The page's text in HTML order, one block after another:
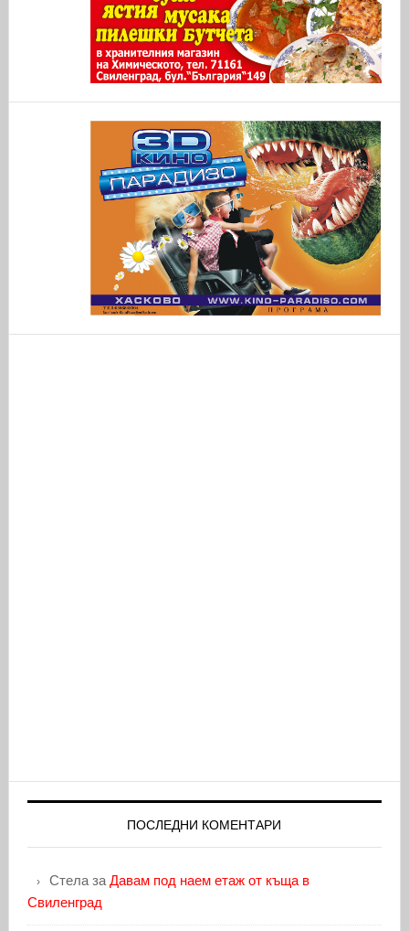
ПОСЛЕДНИ КОМЕНТАРИ
Стелаза Давам под наем етаж от къща в
Свиленград